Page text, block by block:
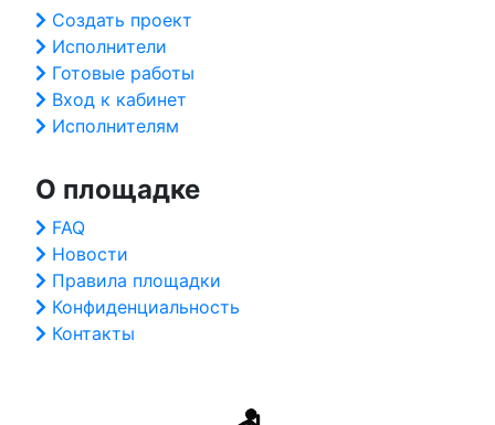
Создать проект
Исполнители
Готовые работы
Вход к кабинет
Исполнителям
О площадке
FAQ
Новости
Правила площадки
Конфиденциальность
Контакты